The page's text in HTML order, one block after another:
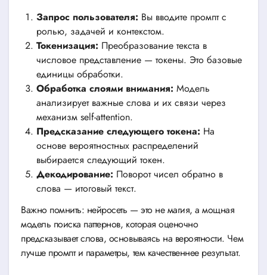
Запрос пользователя: Вы вводите промпт с
ролью, задачей и контекстом.
Токенизация: Преобразование текста в
числовое представление — токены. Это базовые
единицы обработки.
Обработка слоями внимания: Модель
анализирует важные слова и их связи через
механизм self-attention.
Предсказание следующего токена: На
основе вероятностных распределений
выбирается следующий токен.
Декодирование: Поворот чисел обратно в
слова — итоговый текст.
Важно помнить: нейросеть — это не магия, а мощная
модель поиска паттернов, которая оценочно
предсказывает слова, основываясь на вероятности. Чем
лучше промпт и параметры, тем качественнее результат.